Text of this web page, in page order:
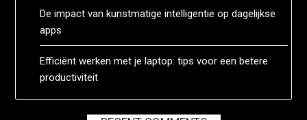
De impact van kunstmatige intelligentie op dagelijkse
apps
Efficiënt werken met je laptop: tips voor een betere
productiviteit